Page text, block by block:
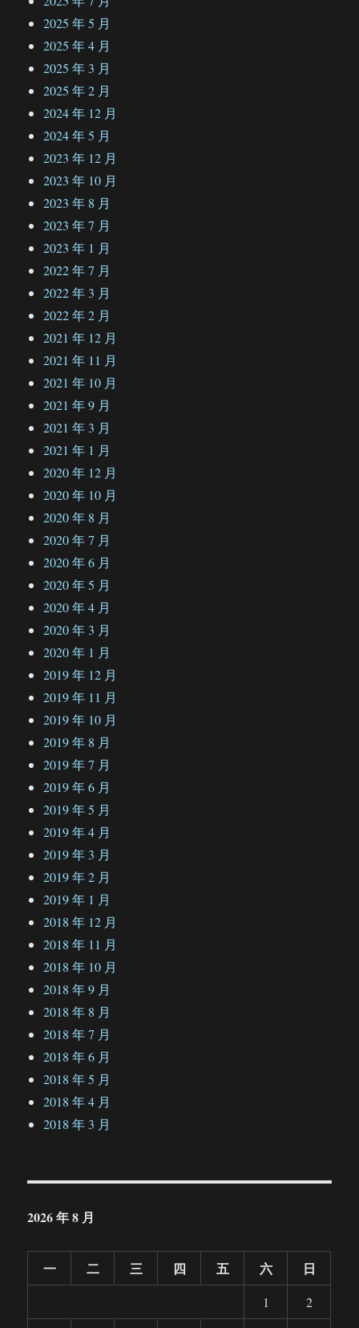
2025 年 5 月
2025 年 4 月
2025 年 3 月
2025 年 2 月
2024 年 12 月
2024 年 5 月
2023 年 12 月
2023 年 10 月
2023 年 8 月
2023 年 7 月
2023 年 1 月
2022 年 7 月
2022 年 3 月
2022 年 2 月
2021 年 12 月
2021 年 11 月
2021 年 10 月
2021 年 9 月
2021 年 3 月
2021 年 1 月
2020 年 12 月
2020 年 10 月
2020 年 8 月
2020 年 7 月
2020 年 6 月
2020 年 5 月
2020 年 4 月
2020 年 3 月
2020 年 1 月
2019 年 12 月
2019 年 11 月
2019 年 10 月
2019 年 8 月
2019 年 7 月
2019 年 6 月
2019 年 5 月
2019 年 4 月
2019 年 3 月
2019 年 2 月
2019 年 1 月
2018 年 12 月
2018 年 11 月
2018 年 10 月
2018 年 9 月
2018 年 8 月
2018 年 7 月
2018 年 6 月
2018 年 5 月
2018 年 4 月
2018 年 3 月
2026 年 8 月
一 二 三 四 五 六 日
1
2